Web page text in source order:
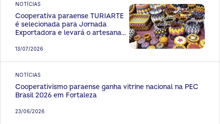
NOTÍCIAS
13/07/2026
Cooperativa paraense TURIARTE
é selecionada para Jornada
Exportadora e levará o artesanato
NOTÍCIAS
23/06/2026
Cooperativismo paraense ganha vitrine nacional na PEC
Brasil 2026 em Fortaleza